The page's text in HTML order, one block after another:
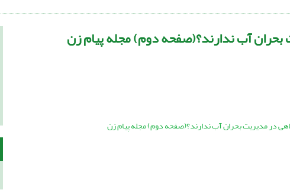
بحران آب ندارند؟(صفحه دوم) مجله پیام زن